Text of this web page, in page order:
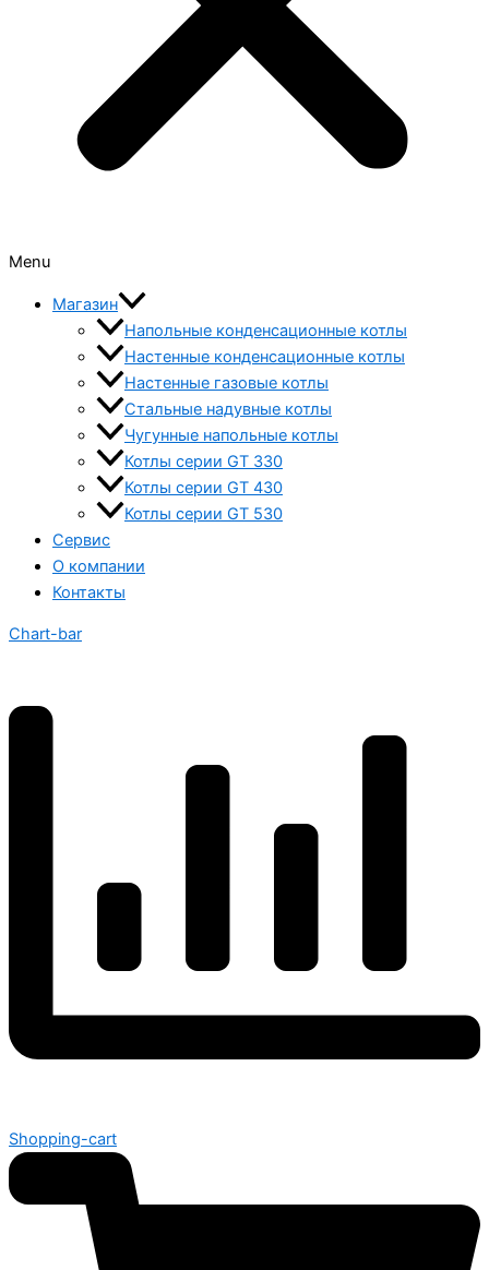
Menu
Магазин
Напольные конденсационные котлы
Настенные конденсационные котлы
Настенные газовые котлы
Стальные надувные котлы
Чугунные напольные котлы
Котлы серии GT 330
Котлы серии GT 430
Котлы серии GT 530
Сервис
О компании
Контакты
Chart-bar
Shopping-cart